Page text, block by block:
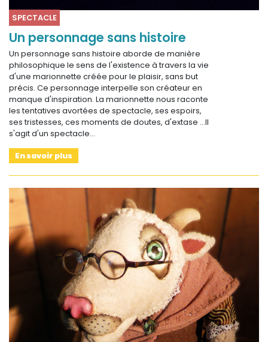
SPECTACLE
Un personnage sans histoire
Un personnage sans histoire aborde de manière
philosophique le sens de l'existence à travers la vie
d'une marionnette créée pour le plaisir, sans but
précis. Ce personnage interpelle son créateur en
manque d'inspiration. La marionnette nous raconte
les tentatives avortées de spectacle, ses espoirs,
ses tristesses, ces moments de doutes, d'extase ...Il
s'agit d'un spectacle…
En savoir plus